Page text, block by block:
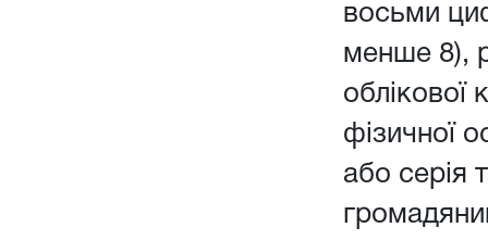
восьми
менше 8),
облікової
фізичної
або серія